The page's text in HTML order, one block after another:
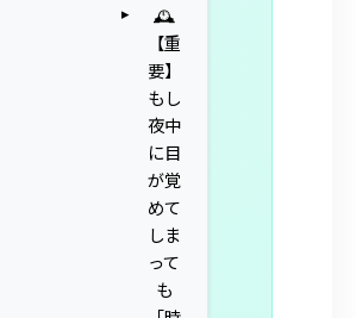
🕰️
【重
要】
もし
夜中
に目
が覚
めて
しま
って
も